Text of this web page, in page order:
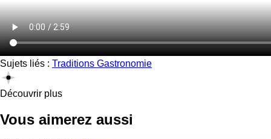
Sujets liés : Traditions Gastronomie
Découvrir plus
Vous aimerez aussi